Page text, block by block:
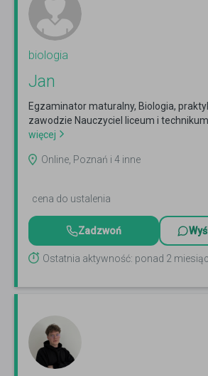
biologia
Jan
Egzaminator maturalny, Biologia,
zawodzie Nauczyciel liceum i
więcej
Online, Poznań i 4 inne
cena do ustalenia
Zadzwoń
Ostatnia aktywność: ponad 2